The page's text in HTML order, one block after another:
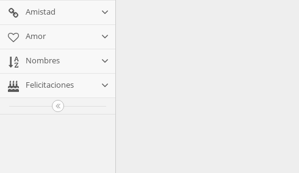
Amistad
Amor
Nombres
Felicitaciones